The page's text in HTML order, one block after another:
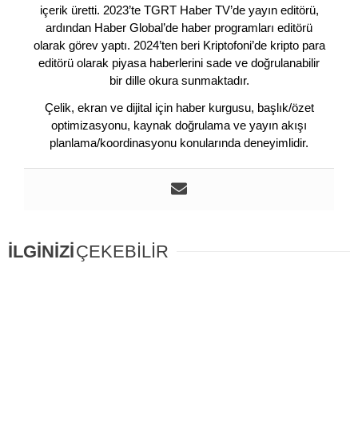
içerik üretti. 2023’te TGRT Haber TV’de yayın editörü,
ardından Haber Global’de haber programları editörü
olarak görev yaptı. 2024’ten beri Kriptofoni’de kripto para
editörü olarak piyasa haberlerini sade ve doğrulanabilir
bir dille okura sunmaktadır.
Çelik, ekran ve dijital için haber kurgusu, başlık/özet
optimizasyonu, kaynak doğrulama ve yayın akışı
planlama/koordinasyonu konularında deneyimlidir.
İLGİNİZİÇEKEBİLİR